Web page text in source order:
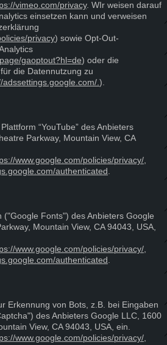
vimeo.com/privacy. WIr weisen darauf
einsetzen kann und verweisen
privacy) sowie Opt-Out-
gaoptout?hl=de) oder die
die Datennutzung zu
adssettings.google.com/.).
“YouTube” des Anbieters
Parkway, Mountain View, CA
www.google.com/policies/privacy/,
authenticated .
("Google Fonts") des Anbieters Google
Mountain View, CA 94043, USA,
www.google.com/policies/privacy/,
authenticated .
Erkennung von Bots, z.B. bei Eingaben
des Anbieters Google LLC, 1600
View, CA 94043, USA, ein.
www.google.com/policies/privacy/,